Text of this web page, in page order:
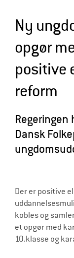
d
r
Ny
opgør
positive
reform
Regeringen
Dansk
Der er positive
kobles og
et opgør med
10.klasse og